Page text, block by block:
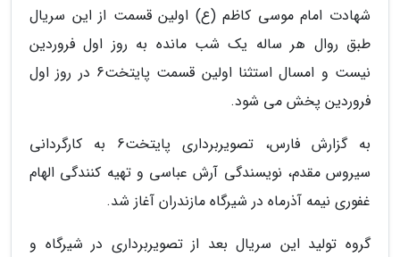
شهادت امام موسی کاظم (ع) اولین قسمت از این سریال
طبق روال هر ساله یک شب مانده به روز اول فروردین
نیست و امسال استثنا اولین قسمت پایتخت6 در روز اول
فروردین پخش می شود.
به گزارش فارس، تصویربرداری پایتخت6 به کارگردانی
سیروس مقدم، نویسندگی آرش عباسی و تهیه کنندگی الهام
غفوری نیمه آذرماه در شیرگاه مازندران آغاز شد.
گروه تولید این سریال بعد از تصویربرداری در شیرگاه و